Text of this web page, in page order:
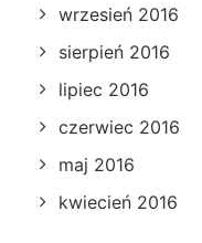
wrzesień 2016
sierpień 2016
lipiec 2016
czerwiec 2016
maj 2016
kwiecień 2016